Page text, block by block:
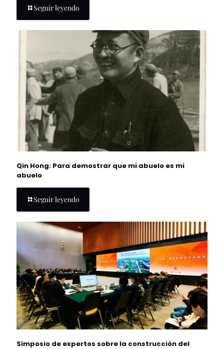
Seguir leyendo
Qin Hong: Para demostrar que mi abuelo es mi
abuelo
Seguir leyendo
Simposio de expertos sobre la construcción del